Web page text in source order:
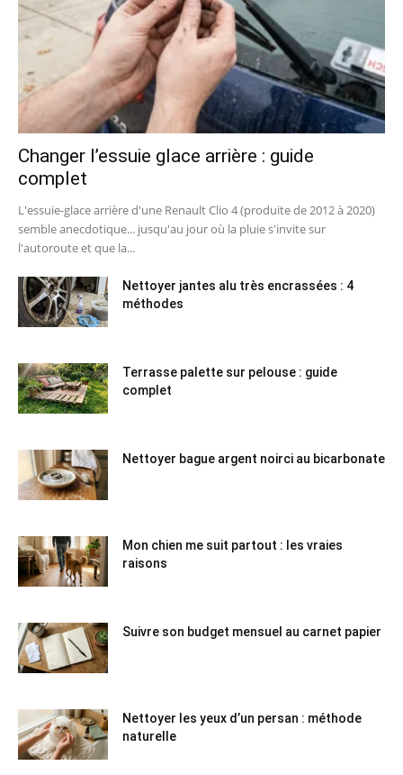
Changer l’essuie glace arrière : guide
complet
L'essuie-glace arrière d'une Renault Clio 4 (produite de 2012 à 2020)
semble anecdotique... jusqu'au jour où la pluie s'invite sur
l'autoroute et que la...
Nettoyer jantes alu très encrassées : 4
méthodes
Terrasse palette sur pelouse : guide
complet
Nettoyer bague argent noirci au bicarbonate
Mon chien me suit partout : les vraies
raisons
Suivre son budget mensuel au carnet papier
Nettoyer les yeux d’un persan : méthode
naturelle